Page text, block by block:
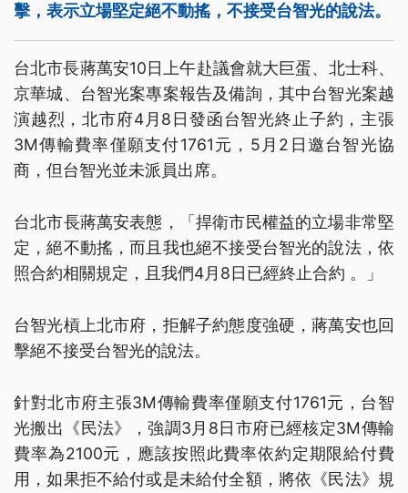
擊，表示立場堅定絕不動搖，不接受台智光的說法。
台北市長蔣萬安10日上午赴議會就大巨蛋、北士科、
京華城、台智光案專案報告及備詢，其中台智光案越
演越烈，北市府4月8日發函台智光終止子約，主張
3M傳輸費率僅願支付1761元，5月2日邀台智光協
商，但台智光並未派員出席。
台北市長蔣萬安表態，「捍衛市民權益的立場非常堅
定，絕不動搖，而且我也絕不接受台智光的說法，依
照合約相關規定，且我們4月8日已經終止合約 。」
台智光槓上北市府，拒解子約態度強硬，蔣萬安也回
擊絕不接受台智光的說法。
針對北市府主張3M傳輸費率僅願支付1761元，台智
光搬出《民法》，強調3月8日市府已經核定3M傳輸
費率為2100元，應該按照此費率依約定期限給付費
用，如果拒不給付或是未給付全額，將依《民法》規